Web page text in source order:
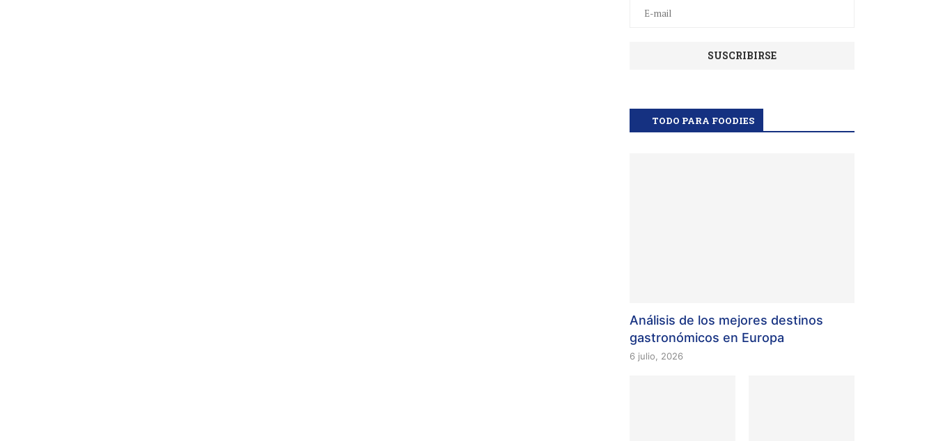
TODO PARA FOODIES
Análisis de los mejores destinos
gastronómicos en Europa
6 julio, 2026